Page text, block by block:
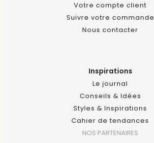
Votre compte client
Suivre votre commande
Nous contacter
Inspirations
Le journal
Conseils & Idées
Styles & Inspirations
Cahier de tendances
NOS PARTENAIRES